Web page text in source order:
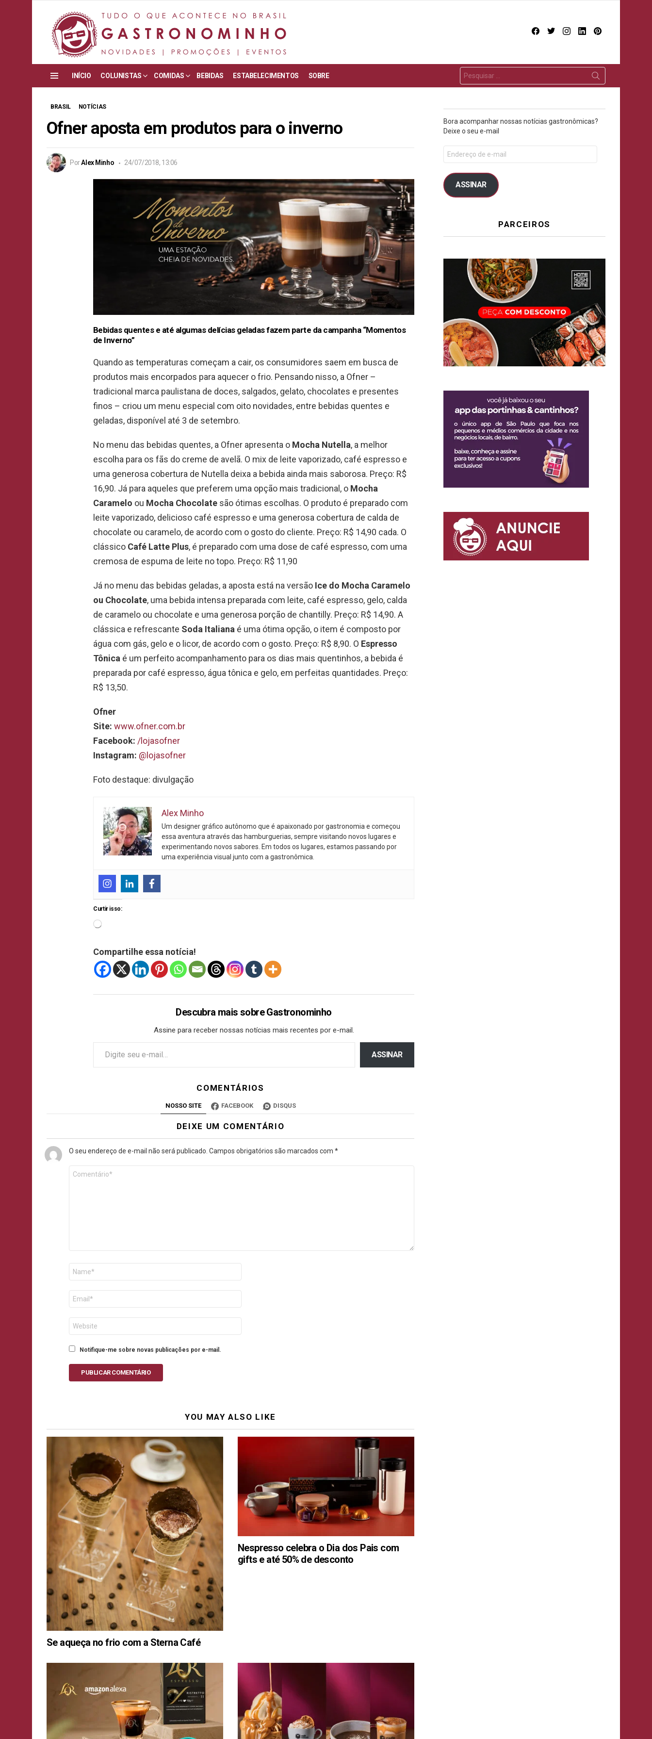
facebooktwitterinstagram
linkedin
INÍCIO COLUNISTAS COMIDAS BEBIDAS ESTABELECIMENTOS SOBRE
BRASIL NOTÍCIAS
Ofner aposta em produtos para o inverno
PorAlex Minho 24/07/2018, 13:06
Bebidas quentes e até algumas delícias geladas fazem parte da campanha “Momentos
de Inverno”
Quando as temperaturas começam a cair, os consumidores saem em busca de
produtos mais encorpados para aquecer o frio. Pensando nisso, a Ofner –
tradicional marca paulistana de doces, salgados, gelato, chocolates e presentes
finos – criou um menu especial com oito novidades, entre bebidas quentes e
geladas, disponível até 3 de setembro.
No menu das bebidas quentes, a Ofner apresenta o Mocha Nutella, a melhor
escolha para os fãs do creme de avelã. O mix de leite vaporizado, café espresso e
uma generosa cobertura de Nutella deixa a bebida ainda mais saborosa. Preço: R$
16,90. Já para aqueles que preferem uma opção mais tradicional, o Mocha
Caramelo ou Mocha Chocolate são ótimas escolhas. O produto é preparado com
leite vaporizado, delicioso café espresso e uma generosa cobertura de calda de
chocolate ou caramelo, de acordo com o gosto do cliente. Preço: R$ 14,90 cada. O
clássico Café Latte Plus, é preparado com uma dose de café espresso, com uma
cremosa de espuma de leite no topo. Preço: R$ 11,90
Já no menu das bebidas geladas, a aposta está na versão Ice do Mocha Caramelo
ou Chocolate, uma bebida intensa preparada com leite, café espresso, gelo, calda
de caramelo ou chocolate e uma generosa porção de chantilly. Preço: R$ 14,90. A
clássica e refrescante Soda Italiana é uma ótima opção, o item é composto por
água com gás, gelo e o licor, de acordo com o gosto. Preço: R$ 8,90. O Espresso
Tônica é um perfeito acompanhamento para os dias mais quentinhos, a bebida é
preparada por café espresso, água tônica e gelo, em perfeitas quantidades. Preço:
R$ 13,50.
Ofner
Site: www.ofner.com.br
Facebook: /lojasofner
Instagram: @lojasofner
Foto destaque: divulgação
Alex Minho
Um designer gráfico autônomo que é apaixonado por gastronomia e começou
essa aventura através das hamburguerias, sempre visitando novos lugares e
experimentando novos sabores. Em todos os lugares, estamos passando por
uma experiência visual junto com a gastronômica.
Curtir isso:
Compartilhe essa notícia!
Descubra mais sobre Gastronominho
Assine para receber nossas notícias mais recentes por e-mail.
ASSINAR
COMENTÁRIOS
NOSSO SITE FACEBOOK DISQUS
DEIXE UM COMENTÁRIO
O seu endereço de e-mail não será publicado. Campos obrigatórios são marcados com *
mail
Notifique-me sobre novas publicações por e-mail.
PUBLICAR COMENTÁRIO
YOU MAY ALSO LIKE
Se aqueça no frio com a Sterna Café
Nespresso celebra o Dia dos Pais com
gifts e até 50% de desconto
Bora acompanhar nossas notícias gastronômicas?
Deixe o seu e-mail
ASSINAR
PARCEIROS